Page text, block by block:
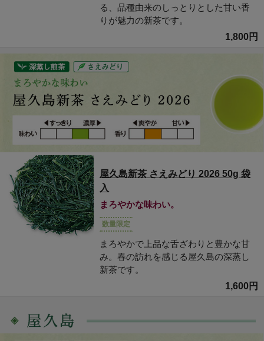
る、品種由来のしっとりとした甘い香
りが魅力の新茶です。
1,800円
屋久島新茶 さえみどり 2026 50g 袋
入
まろやかな味わい。
数量限定
まろやかで上品な舌ざわりと豊かな甘
み。春の訪れを感じる屋久島の深蒸し
新茶です。
1,600円